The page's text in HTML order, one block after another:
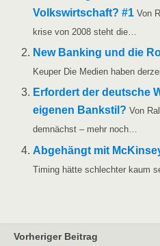
Volks­wirt­schaft? #1 Von
kri­se von 2008 steht die…
New Ban­king und die
Keu­per Die Medi­en haben
Erfor­dert der deut­sche
eige­nen Bank­stil? Von
dem­nächst – mehr noch…
Abge­hängt mit
Timing hät­te schlech­ter kaum
Vorheriger Beitrag